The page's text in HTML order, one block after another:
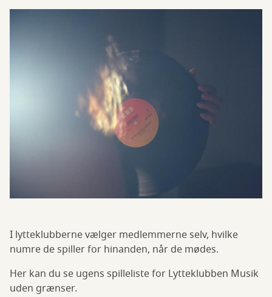
I lytteklubberne vælger medlemmerne selv, hvilke
numre de spiller for hinanden, når de mødes.
Her kan du se ugens spilleliste for Lytteklubben Musik
uden grænser.